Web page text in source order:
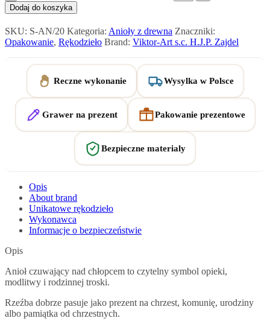
Dodaj do koszyka
SKU: S-AN/20 Kategoria: Anioły z drewna Znaczniki:
Opakowanie, Rękodzieło Brand: Viktor-Art s.c. H.J.P. Zajdel
Reczne wykonanie Wysylka w Polsce
Grawer na prezent Pakowanie prezentowe
Bezpieczne materialy
Opis
About brand
Unikatowe rękodzieło
Wykonawca
Informacje o bezpieczeństwie
Opis
Anioł czuwający nad chłopcem to czytelny symbol opieki,
modlitwy i rodzinnej troski.
Rzeźba dobrze pasuje jako prezent na chrzest, komunię, urodziny
albo pamiątka od chrzestnych.